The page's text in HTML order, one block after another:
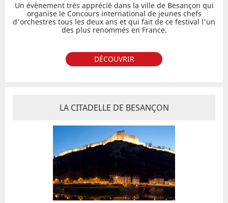
Un évènement très apprécié dans la ville de Besançon qui
organise le Concours international de jeunes chefs
d'orchestres tous les deux ans et qui fait de ce festival l'un
des plus renommés en France.
DÉCOUVRIR
LA CITADELLE DE BESANÇON